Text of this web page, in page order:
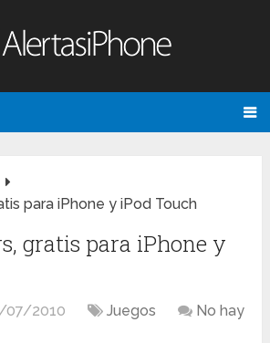
para iPhone y iPod Touch
gratis para iPhone y
07/2010 Juegos
No hay